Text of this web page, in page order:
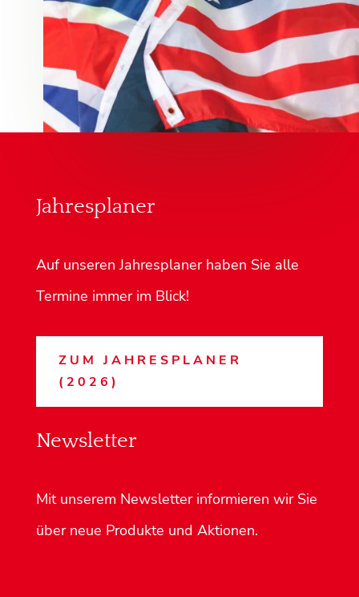
Jahresplaner
Auf unseren Jahresplaner haben Sie alle
Termine immer im Blick!
ZUM JAHRESPLANER
(2026)
Newsletter
Mit unserem Newsletter informieren wir Sie
über neue Produkte und Aktionen.